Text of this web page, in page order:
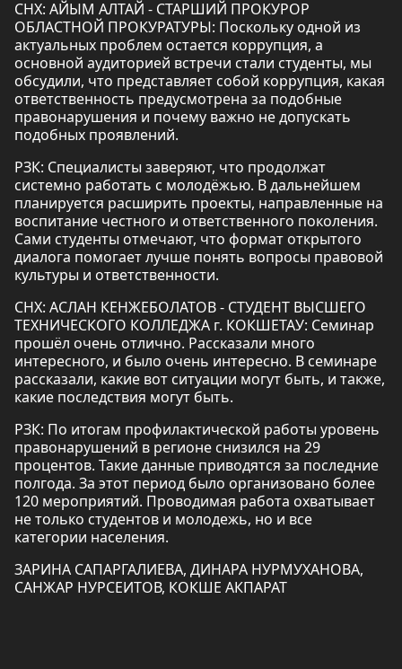
СНХ: АЙЫМ АЛТАЙ - СТАРШИЙ ПРОКУРОР
ОБЛАСТНОЙ ПРОКУРАТУРЫ: Поскольку одной из
актуальных проблем остается коррупция, а
основной аудиторией встречи стали студенты, мы
обсудили, что представляет собой коррупция, какая
ответственность предусмотрена за подобные
правонарушения и почему важно не допускать
подобных проявлений.
РЗК: Специалисты заверяют, что продолжат
системно работать с молодёжью. В дальнейшем
планируется расширить проекты, направленные на
воспитание честного и ответственного поколения.
Сами студенты отмечают, что формат открытого
диалога помогает лучше понять вопросы правовой
культуры и ответственности.
СНХ: АСЛАН КЕНЖЕБОЛАТОВ - СТУДЕНТ ВЫСШЕГО
ТЕХНИЧЕСКОГО КОЛЛЕДЖА г. КОКШЕТАУ: Семинар
прошёл очень отлично. Рассказали много
интересного, и было очень интересно. В семинаре
рассказали, какие вот ситуации могут быть, и также,
какие последствия могут быть.
РЗК: По итогам профилактической работы уровень
правонарушений в регионе снизился на 29
процентов. Такие данные приводятся за последние
полгода. За этот период было организовано более
120 мероприятий. Проводимая работа охватывает
не только студентов и молодежь, но и все
категории населения.
ЗАРИНА САПАРГАЛИЕВА, ДИНАРА НУРМУХАНОВА,
САНЖАР НУРСЕИТОВ, КОКШЕ АКПАРАТ